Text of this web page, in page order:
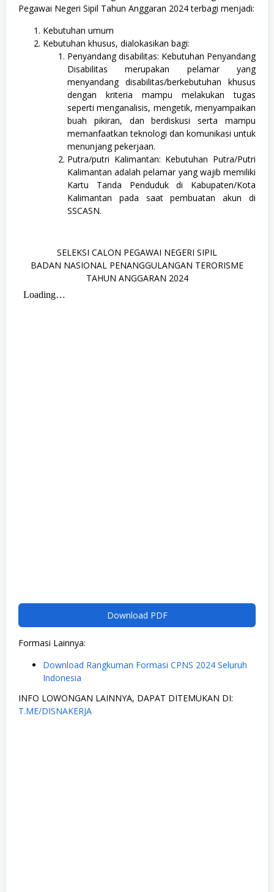
Pegawai Negeri Sipil Tahun Anggaran 2024 terbagi menjadi:
Kebutuhan umum
Kebutuhan khusus, dialokasikan bagi:
Penyandang disabilitas: Kebutuhan Penyandang
Disabilitas merupakan pelamar yang
menyandang disabilitas/berkebutuhan khusus
dengan kriteria mampu melakukan tugas
seperti menganalisis, mengetik, menyampaikan
buah pikiran, dan berdiskusi serta mampu
memanfaatkan teknologi dan komunikasi untuk
menunjang pekerjaan.
Putra/putri Kalimantan: Kebutuhan Putra/Putri
Kalimantan adalah pelamar yang wajib memiliki
Kartu Tanda Penduduk di Kabupaten/Kota
Kalimantan pada saat pembuatan akun di
SSCASN.
SELEKSI CALON PEGAWAI NEGERI SIPIL
BADAN NASIONAL PENANGGULANGAN TERORISME
TAHUN ANGGARAN 2024
Download PDF
Formasi Lainnya:
Download Rangkuman Formasi CPNS 2024 Seluruh
Indonesia
INFO LOWONGAN LAINNYA, DAPAT DITEMUKAN DI:
T.ME/DISNAKERJA